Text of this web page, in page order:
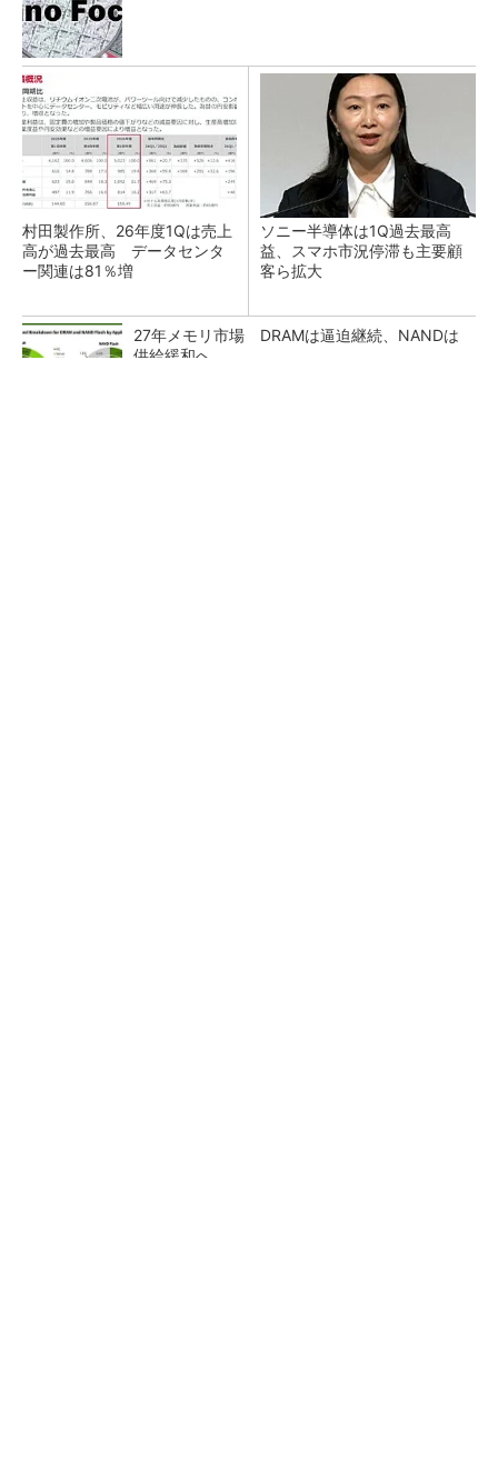
村田製作所、26年度1Qは売上
高が過去最高 データセンタ
ー関連は81％増
ソニー半導体は1Q過去最高
益、スマホ市況停滞も主要顧
客ら拡大
27年メモリ市場 DRAMは逼迫継続、NANDは
供給緩和へ